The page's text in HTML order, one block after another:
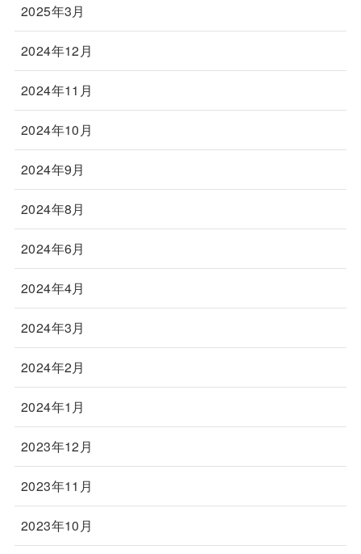
2025年3月
2024年12月
2024年11月
2024年10月
2024年9月
2024年8月
2024年6月
2024年4月
2024年3月
2024年2月
2024年1月
2023年12月
2023年11月
2023年10月